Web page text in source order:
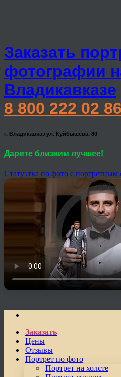
Заказать
фотографии
Владикавказе
8 800 222 02 86
г. Владикавказ ул. Куйбышева, 80
Дарите близким лучшее!
Статуэтка по фото с портретным
Заказать
Цены
Отзывы
Портрет по фото
Портрет на холсте